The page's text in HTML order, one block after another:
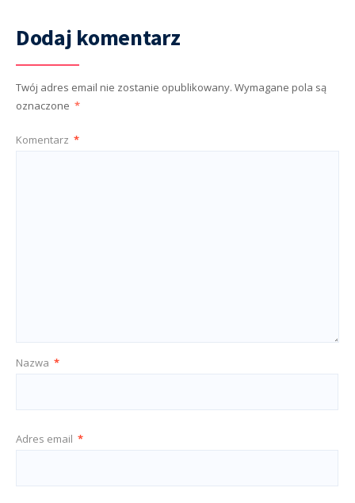
Dodaj komentarz
Twój adres email nie zostanie opublikowany. Wymagane pola są
oznaczone *
Komentarz *
Nazwa *
Adres email *